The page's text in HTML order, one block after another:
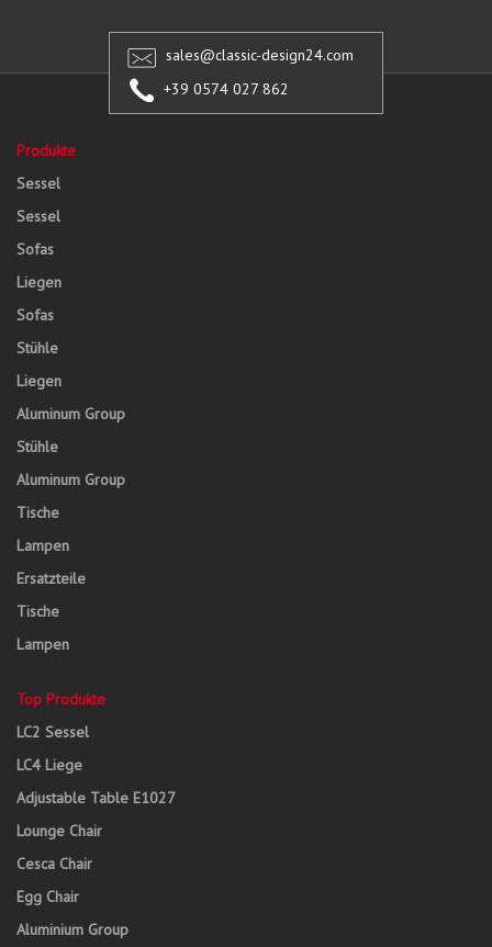
sales@classic-design24.com
+39 0574 027 862
Produkte
Sessel
Sessel
Sofas
Liegen
Sofas
Stühle
Liegen
Aluminum Group
Stühle
Aluminum Group
Tische
Lampen
Ersatzteile
Tische
Lampen
Top Produkte
LC2 Sessel
LC4 Liege
Adjustable Table E1027
Lounge Chair
Cesca Chair
Egg Chair
Aluminium Group